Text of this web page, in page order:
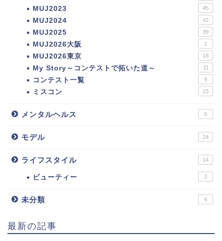
MUJ2023 45
MUJ2024 42
MUJ2025 39
MUJ2026大阪 1
MUJ2026東京 18
My Story～コンテストで拓いた道～ 11
コンテスト一覧 9
ミスコン 23
メンタルヘルス 6
モデル 24
ライフスタイル 14
ビューティー 2
未分類 4
最新の記事